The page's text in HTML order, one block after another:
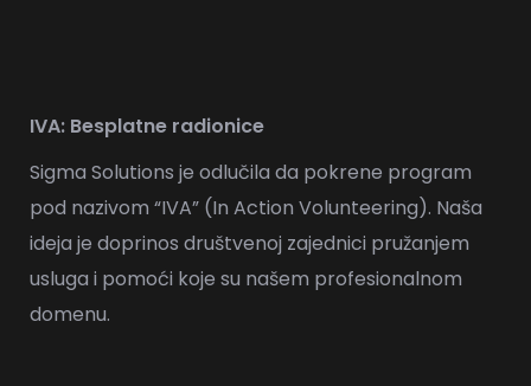
IVA: Besplatne radionice
Sigma Solutions je odlučila da pokrene program
pod nazivom “IVA” (In Action Volunteering). Naša
ideja je doprinos društvenoj zajednici pružanjem
usluga i pomoći koje su našem profesionalnom
domenu.